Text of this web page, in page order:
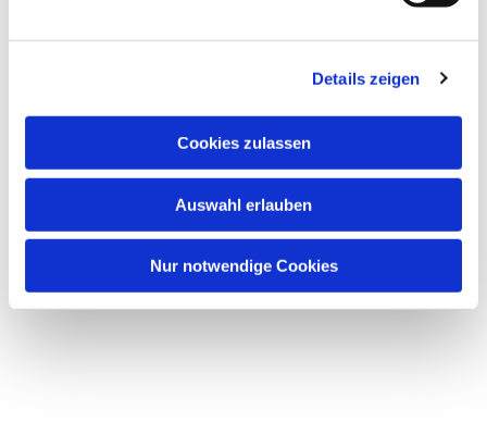
Details zeigen
Cookies zulassen
Auswahl erlauben
Nur notwendige Cookies